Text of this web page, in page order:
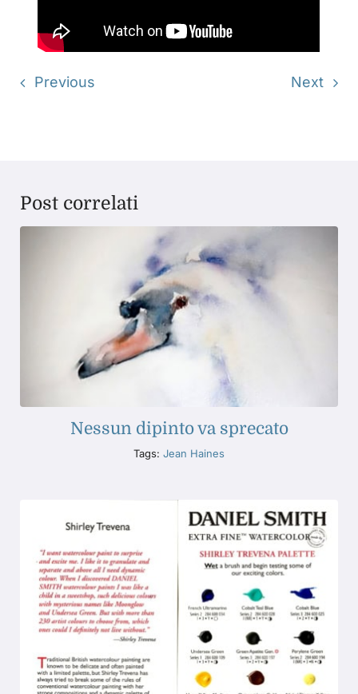
Previous Next
Post correlati
Nessun dipinto va sprecato
Tags: Jean Haines